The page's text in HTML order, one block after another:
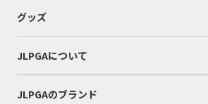
グッズ
JLPGAについて
JLPGAのブランド